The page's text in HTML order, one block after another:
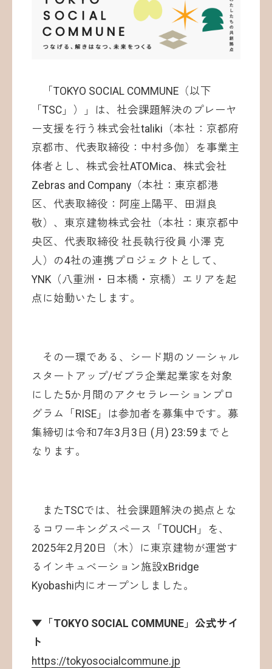
「TOKYO SOCIAL COMMUNE（以下
「TSC」）」は、社会課題解決のプレーヤ
ー支援を行う株式会社taliki（本社：京都府
京都市、代表取締役：中村多伽）を事業主
体者とし、株式会社ATOMica、株式会社
Zebras and Company（本社：東京都港
区、代表取締役：阿座上陽平、田淵良
敬）、東京建物株式会社（本社：東京都中
央区、代表取締役 社長執行役員 小澤 克
人）の4社の連携プロジェクトとして、
YNK（八重洲・日本橋・京橋）エリアを起
点に始動いたします。
その一環である、シード期のソーシャル
スタートアップ/ゼブラ企業起業家を対象
にした5か月間のアクセラレーションプロ
グラム「RISE」は参加者を募集中です。募
集締切は令和7年3月3日 (月) 23:59までと
なります。
またTSCでは、社会課題解決の拠点とな
るコワーキングスペース「TOUCH」を、
2025年2月20日（木）に東京建物が運営す
るインキュベーション施設xBridge
Kyobashi内にオープンしました。
▼「TOKYO SOCIAL COMMUNE」公式サイ
ト
https://tokyosocialcommune.jp